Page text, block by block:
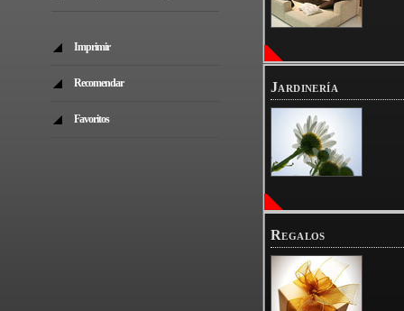
Imprimir
Recomendar
Favoritos
Jardinería
Regalos